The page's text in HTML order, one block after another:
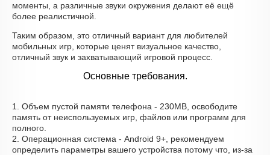
моменты, а различные звуки окружения делают её ещё
более реалистичной.
Таким образом, это отличный вариант для любителей
мобильных игр, которые ценят визуальное качество,
отличный звук и захватывающий игровой процесс.
Основные требования.
1. Объем пустой памяти телефона - 230MB, освободите
память от неиспользуемых игр, файлов или программ для
полного.
2. Операционная система - Android 9+, рекомендуем
определить параметры вашего устройства потому что, из-за